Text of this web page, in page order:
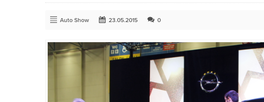
Auto Show 23.05.2015 0